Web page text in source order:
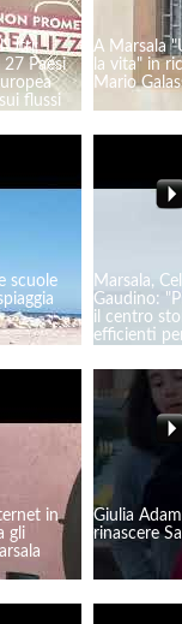
Paesi
flussi
A Marsala
la vita" in
Mario
scuole
Marsala,
Gaudino:
il centro
efficienti
in
gli
Giulia
rinascere